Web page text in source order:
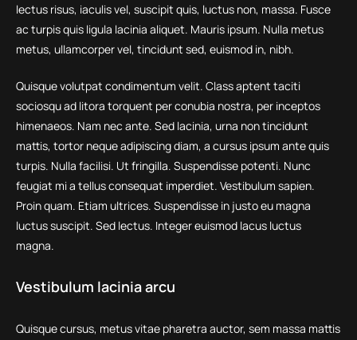
lectus risus, iaculis vel, suscipit quis, luctus non, massa. Fusce
ac turpis quis ligula lacinia aliquet. Mauris ipsum. Nulla metus
metus, ullamcorper vel, tincidunt sed, euismod in, nibh.
Quisque volutpat condimentum velit. Class aptent taciti
sociosqu ad litora torquent per conubia nostra, per inceptos
himenaeos. Nam nec ante. Sed lacinia, urna non tincidunt
mattis, tortor neque adipiscing diam, a cursus ipsum ante quis
turpis. Nulla facilisi. Ut fringilla. Suspendisse potenti. Nunc
feugiat mi a tellus consequat imperdiet. Vestibulum sapien.
Proin quam. Etiam ultrices. Suspendisse in justo eu magna
luctus suscipit. Sed lectus. Integer euismod lacus luctus
magna.
Vestibulum lacinia arcu
Quisque cursus, metus vitae pharetra auctor, sem massa mattis